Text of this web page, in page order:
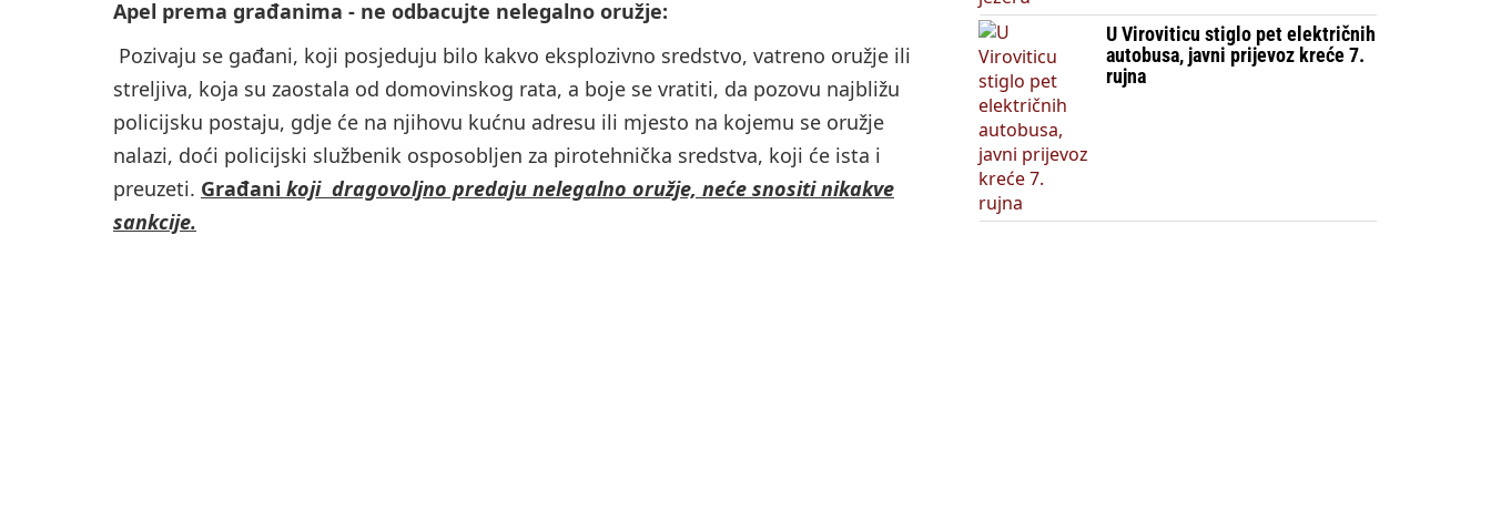
Apel prema građanima - ne odbacujte nelegalno oružje:
Pozivaju se gađani, koji posjeduju bilo kakvo eksplozivno sredstvo, vatreno oružje ili
streljiva, koja su zaostala od domovinskog rata, a boje se vratiti, da pozovu najbližu
policijsku postaju, gdje će na njihovu kućnu adresu ili mjesto na kojemu se oružje
nalazi, doći policijski službenik osposobljen za pirotehnička sredstva, koji će ista i
preuzeti. Građani koji dragovoljno predaju nelegalno oružje, neće snositi nikakve
sankcije.
U Viroviticu stiglo pet električnih
autobusa, javni prijevoz kreće 7.
rujna